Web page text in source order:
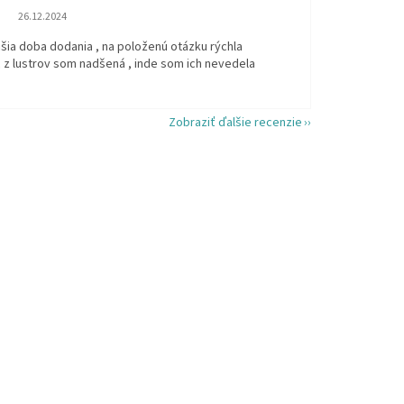
Hodnotenie obchodu je 5 z 5 hviezdičiek.
26.12.2024
doba dodania , na položenú otázku rýchla
lustrov som nadšená , inde som ich nevedela
Zobraziť ďalšie recenzie